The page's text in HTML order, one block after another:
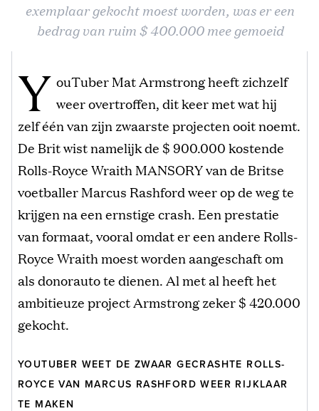
exemplaar gekocht moest worden, was er een
bedrag van ruim $ 400.000 mee gemoeid
Y ouTuber Mat Armstrong heeft zichzelf
weer overtroffen, dit keer met wat hij
zelf één van zijn zwaarste projecten ooit noemt.
De Brit wist namelijk de $ 900.000 kostende
Rolls-Royce Wraith MANSORY van de Britse
voetballer Marcus Rashford weer op de weg te
krijgen na een ernstige crash. Een prestatie
van formaat, vooral omdat er een andere Rolls-
Royce Wraith moest worden aangeschaft om
als donorauto te dienen. Al met al heeft het
ambitieuze project Armstrong zeker $ 420.000
gekocht.
YOUTUBER WEET DE ZWAAR GECRASHTE ROLLS-
ROYCE VAN MARCUS RASHFORD WEER RIJKLAAR
TE MAKEN